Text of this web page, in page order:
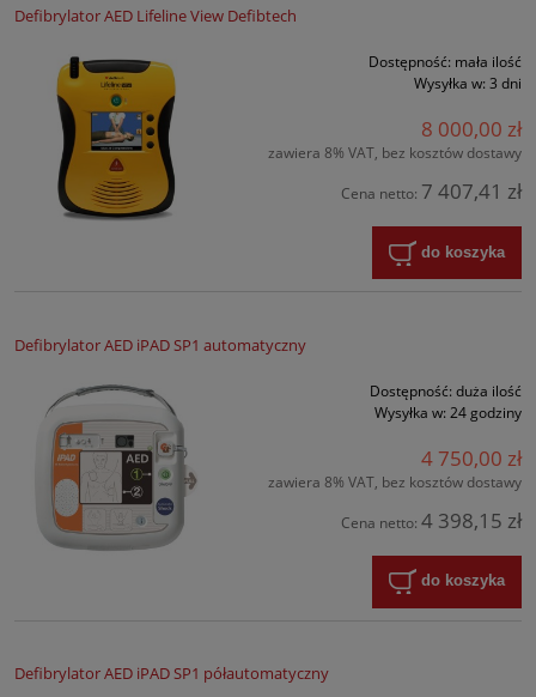
Defibrylator AED Lifeline View Defibtech
Dostępność: mała ilość
Wysyłka w: 3 dni
8 000,00 zł
zawiera 8% VAT, bez kosztów dostawy
Cena netto: 7 407,41 zł
do koszyka
Defibrylator AED iPAD SP1 automatyczny
Dostępność: duża ilość
Wysyłka w: 24 godziny
4 750,00 zł
zawiera 8% VAT, bez kosztów dostawy
Cena netto: 4 398,15 zł
do koszyka
Defibrylator AED iPAD SP1 półautomatyczny